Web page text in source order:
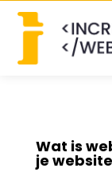
Wat is
je